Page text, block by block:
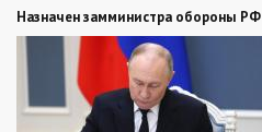
Назначен замминистра обороны РФ